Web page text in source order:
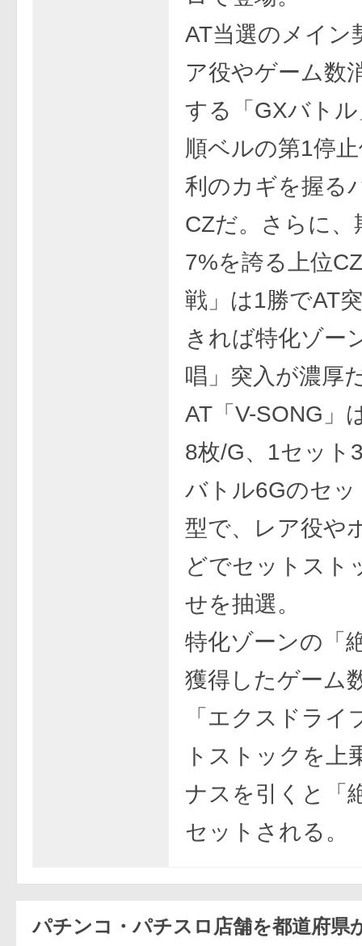
AT当選のメイン
ア役やゲーム数
する「GXバト
順ベルの第1停
利のカギを握る
CZだ。さらに、
7%を誇る上位
戦」は1勝でAT
きれば特化ゾー
唱」突入が濃厚
AT「V-SONG」
8枚/G、1セット
バトル6Gのセッ
型で、レア役や
どでセットスト
せを抽選。
特化ゾーンの「
獲得したゲーム
「エクスドライ
トストックを上
ナスを引くと「
セットされる。
パチンコ・パチスロ店舗を都道府県